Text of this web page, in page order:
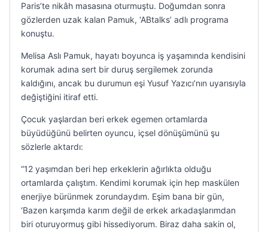
Paris’te nikâh masasına oturmuştu. Doğumdan sonra
gözlerden uzak kalan Pamuk, ‘ABtalks’ adlı programa
konuştu.
Melisa Aslı Pamuk, hayatı boyunca iş yaşamında kendisini
korumak adına sert bir duruş sergilemek zorunda
kaldığını, ancak bu durumun eşi Yusuf Yazıcı’nın uyarısıyla
değiştiğini itiraf etti.
Çocuk yaşlardan beri erkek egemen ortamlarda
büyüdüğünü belirten oyuncu, içsel dönüşümünü şu
sözlerle aktardı:
“12 yaşımdan beri hep erkeklerin ağırlıkta olduğu
ortamlarda çalıştım. Kendimi korumak için hep maskülen
enerjiye bürünmek zorundaydım. Eşim bana bir gün,
‘Bazen karşımda karım değil de erkek arkadaşlarımdan
biri oturuyormuş gibi hissediyorum. Biraz daha sakin ol,